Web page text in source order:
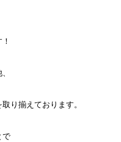
取り揃えております。
で